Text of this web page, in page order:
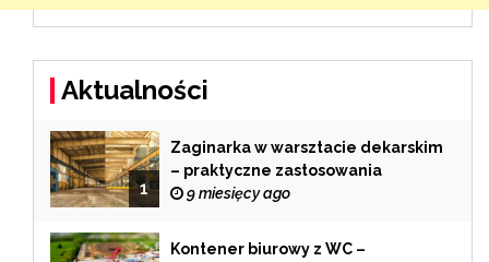
Aktualności
1
Zaginarka w warsztacie dekarskim
– praktyczne zastosowania
9 miesięcy ago
Kontener biurowy z WC –